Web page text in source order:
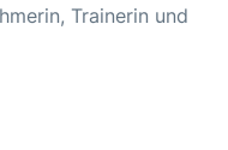
Trainerin und